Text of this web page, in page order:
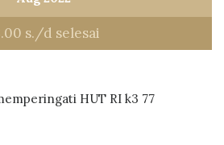
s./d selesai
HUT RI k3 77